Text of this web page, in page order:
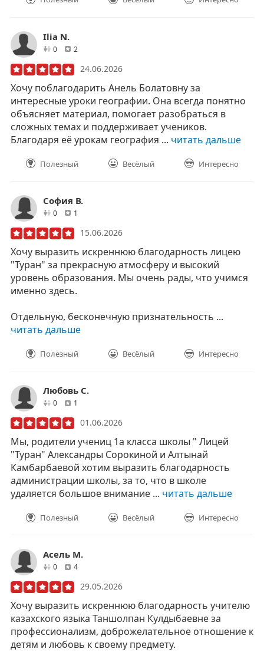
Ilia N.
0друзей
2
24.06.2026
Хочу поблагодарить Анель Болатовну за
интересные уроки географии. Она всегда понятно
объясняет материал, помогает разобраться в
сложных темах и поддерживает учеников.
Благодаря её урокам география ... читать дальше
Полезный Весёлый Интересно
София В.
0друзей1
15.06.2026
Хочу выразить искреннюю благодарность лицею
"Туран" за прекрасную атмосферу и высокий
уровень образования. Мы очень рады, что учимся
именно здесь.
Отдельную, бесконечную признательность ...
читать дальше
Полезный Весёлый Интересно
Любовь С.
0друзей1
01.06.2026
Мы, родители учениц 1а класса школы " Лицей
"Туран" Александры Сорокиной и Алтынай
Камбарбаевой хотим выразить благодарность
администрации школы, за то, что в школе
удаляется большое внимание ... читать дальше
Полезный Весёлый Интересно
Асель М.
0друзей
4отзывов
29.05.2026
Хочу выразить искреннюю благодарность учителю
казахского языка Таншолпан Кулдыбаевне за
профессионализм, доброжелательное отношение к
детям и любовь к своему предмету.